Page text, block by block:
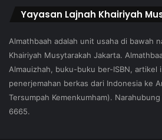
Yayasan Lajnah Khairiyah
Almathbaah adalah unit usaha di bawah
Khairiyah Musytarakah Jakarta.
Almauizhah, buku-buku ber-ISBN, artikel
penerjemahan berkas dari Indonesia ke
Tersumpah Kemenkumham).
6665.